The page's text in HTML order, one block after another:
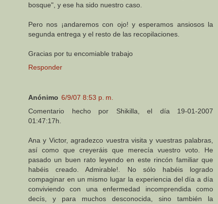
bosque", y ese ha sido nuestro caso.
Pero nos ¡andaremos con ojo! y esperamos ansiosos la
segunda entrega y el resto de las recopilaciones.
Gracias por tu encomiable trabajo
Responder
Anónimo 6/9/07 8:53 p. m.
Comentario hecho por Shikilla, el día 19-01-2007
01:47:17h.
Ana y Victor, agradezco vuestra visita y vuestras palabras,
así como que creyeráis que merecía vuestro voto. He
pasado un buen rato leyendo en este rincón familiar que
habéis creado. Admirable!. No sólo habéis logrado
compaginar en un mismo lugar la experiencia del día a día
conviviendo con una enfermedad incomprendida como
decís, y para muchos desconocida, sino también la